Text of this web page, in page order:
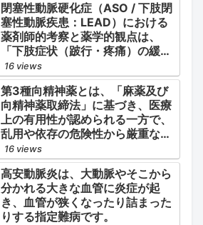
閉塞性動脈硬化症（ASO / 下肢閉
塞性動脈疾患：LEAD）における
薬剤師的考察と薬学的観点は、
「下肢症状（跛行・疼痛）の緩
和」と「全身性動脈硬化による脳
心血管イベント（脳梗塞・心筋梗
塞）の二次予防」の2軸を同時に
管理することにあります。
16 views
第3種向精神薬とは、「麻薬及び
向精神薬取締法」に基づき、医療
上の有用性が認められる一方で、
乱用や依存の危険性から厳重な管
理・規制が必要とされる薬物のう
ち、第1種・第2種よりも比較的リ
スクが低いと判断されて指定され
ている医薬品の分類です。
16 views
高安動脈炎は、大動脈やそこから
分かれる大きな血管に炎症が起
き、血管が狭くなったり詰まった
りする指定難病です。